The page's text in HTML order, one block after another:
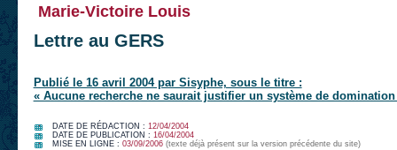
Marie-Victoire Louis
Lettre au GERS
Publié le 16 avril 2004 par Sisyphe, sous le titre :
« Aucune recherche ne saurait justifier un système de domination
DATE DE RÉDACTION : 12/04/2004
DATE DE PUBLICATION : 16/04/2004
MISE EN LIGNE : 03/09/2006(texte déjà présent sur la version précédente du site)